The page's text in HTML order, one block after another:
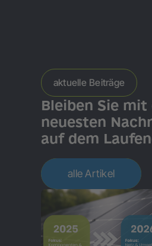
aktuelle Beiträge
Bleiben Sie mit
neuesten
auf dem
alle Artikel